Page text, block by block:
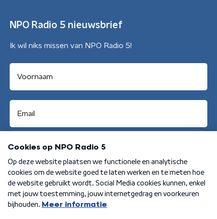
NPO Radio 5 nieuwsbrief
Ik wil niks missen van NPO Radio 5!
Aanmelden
Algemene voorwaarden Privacybeleid